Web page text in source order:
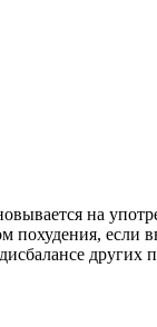
на
похудения, если
других